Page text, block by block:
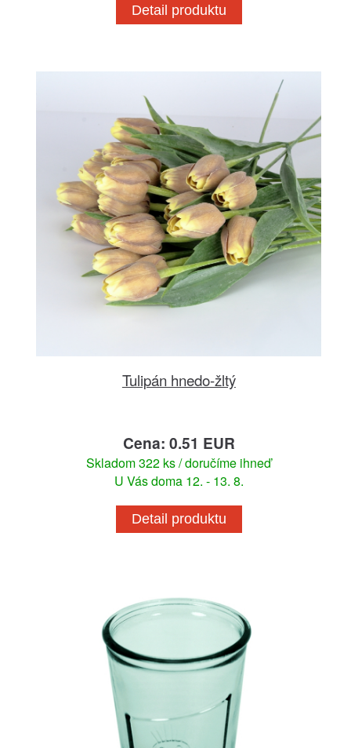
Detail produktu
Tulipán hnedo-žltý
Cena: 0.51 EUR
Skladom 322 ks / doručíme ihneď
U Vás doma 12. - 13. 8.
Detail produktu